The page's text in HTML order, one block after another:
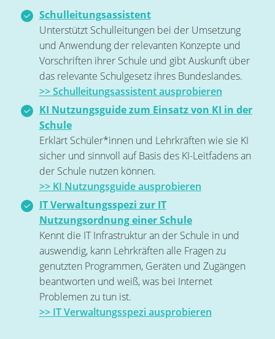
Schulleitungsassistent
Unterstützt Schulleitungen bei der Umsetzung
und Anwendung der relevanten Konzepte und
Vorschriften ihrer Schule und gibt Auskunft über
das relevante Schulgesetz ihres Bundeslandes.
>> Schulleitungsassistent ausprobieren
KI Nutzungsguide zum Einsatz von KI in der
Schule
Erklärt Schüler*innen und Lehrkräften wie sie KI
sicher und sinnvoll auf Basis des KI-Leitfadens an
der Schule nutzen können.
>> KI Nutzungsguide ausprobieren
IT Verwaltungsspezi zur IT
Nutzungsordnung einer Schule
Kennt die IT Infrastruktur an der Schule in und
auswendig, kann Lehrkräften alle Fragen zu
genutzten Programmen, Geräten und Zugängen
beantworten und weiß, was bei Internet
Problemen zu tun ist.
>> IT Verwaltungsspezi ausprobieren